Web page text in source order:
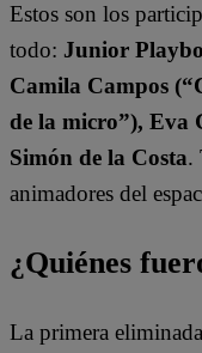
Estos son los
todo: Junior
Camila Campos
de la micro”), Eva
Simón de la Costa.
animadores del
¿Quiénes
La primera